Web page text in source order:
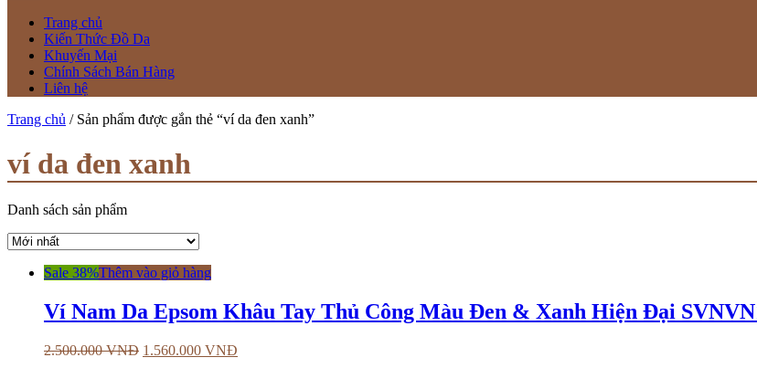
Trang chủ
Kiến Thức Đồ Da
Khuyến Mại
Chính Sách Bán Hàng
Liên hệ
Trang chủ / Sản phẩm được gắn thẻ “ví da đen xanh”
ví da đen xanh
Danh sách sản phẩm
Sale 38%Thêm vào giỏ hàng
Ví Nam Da Epsom Khâu Tay Thủ Công Màu Đen & Xanh Hiện Đại
2.500.000VNĐ 1.560.000 VNĐ